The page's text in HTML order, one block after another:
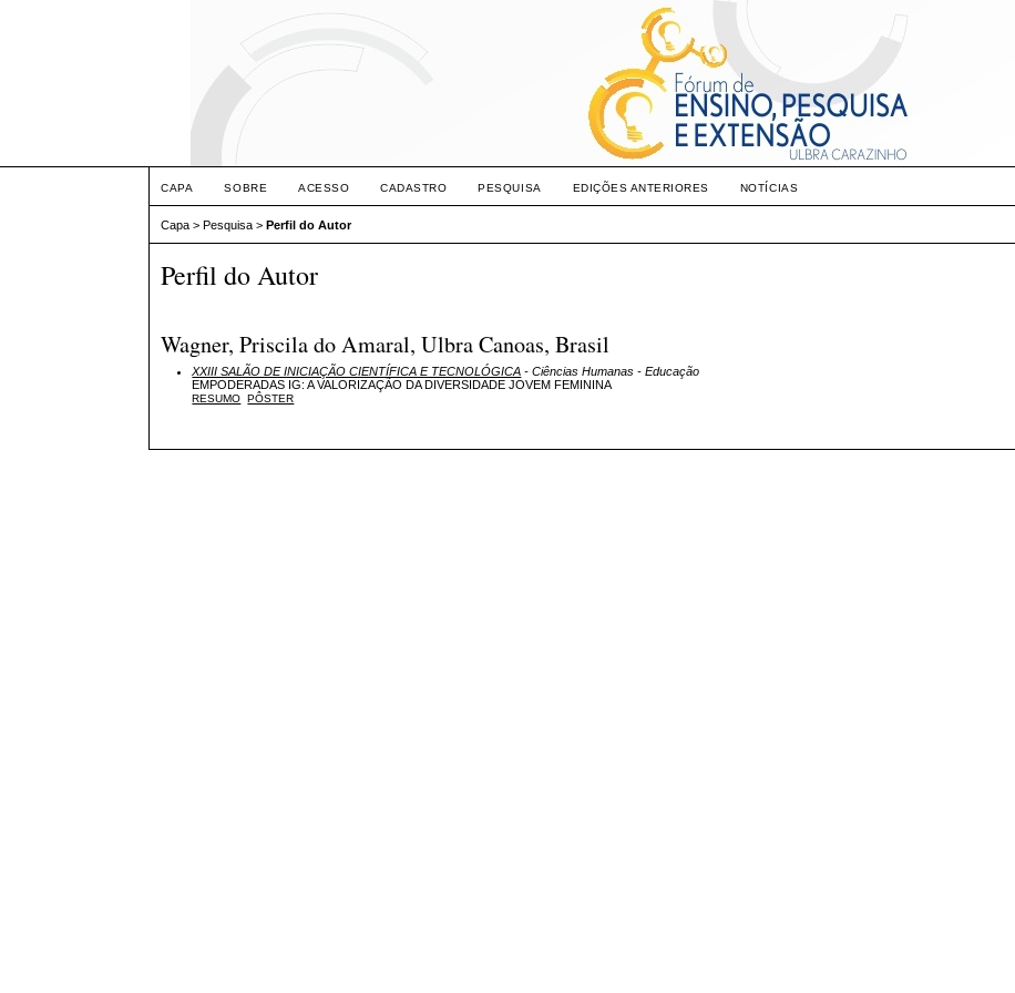
CAPA SOBRE ACESSO CADASTRO PESQUISA EDIÇÕES ANTERIORES NOTÍCIAS
Capa >Pesquisa >Perfil do Autor
Perfil do Autor
Wagner, Priscila do Amaral, Ulbra Canoas, Brasil
XXIII SALÃO DE INICIAÇÃO CIENTÍFICA E TECNOLÓGICA - Ciências Humanas - Educação
EMPODERADAS IG: A VALORIZAÇÃO DA DIVERSIDADE JOVEM FEMININA
RESUMO PÔSTER